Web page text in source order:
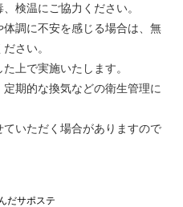
検温にご協力ください。
体調に不安を感じる場合は、無
さい。
上で実施いたします。
期的な換気などの衛生管理に
ていただく場合がありますので
だサポステ